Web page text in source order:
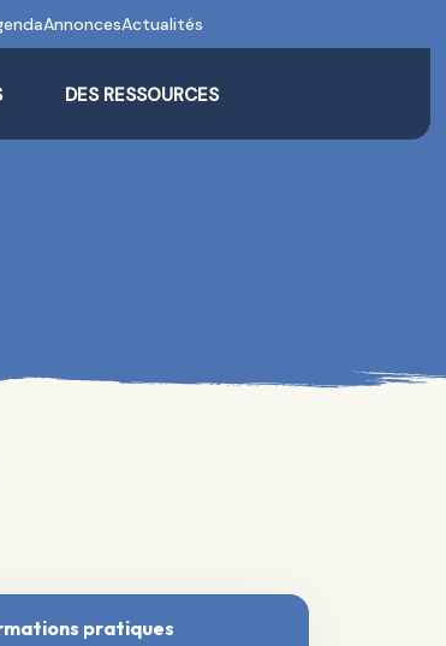
AnnoncesActualités
DES RESSOURCES
pratiques